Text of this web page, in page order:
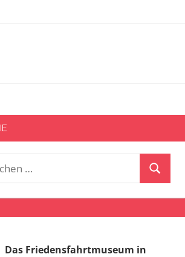
Suchen
Das Friedensfahrtmuseum in